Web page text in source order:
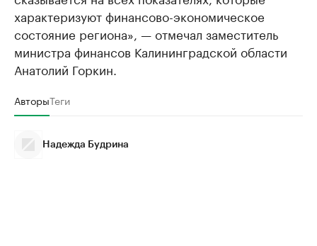
характеризуют финансово-экономическое
состояние региона», — отмечал заместитель
министра финансов Калининградской области
Анатолий Горкин.
АвторыТеги
Надежда Будрина